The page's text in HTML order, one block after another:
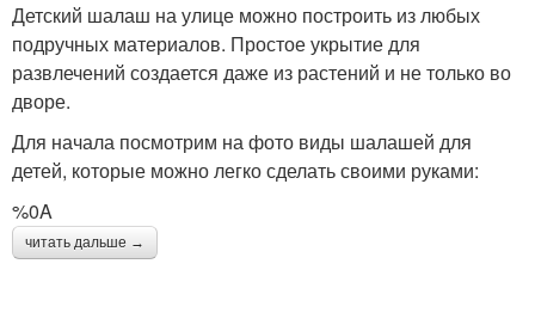
Детский шалаш на улице можно построить из любых
подручных материалов. Простое укрытие для
развлечений создается даже из растений и не только во
дворе.
Для начала посмотрим на фото виды шалашей для
детей, которые можно легко сделать своими руками:
%0A
читать дальше →